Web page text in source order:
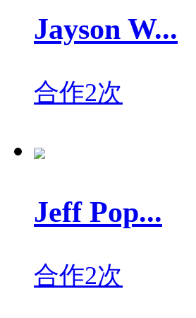
Jayson W...
合作2次
Jeff Pop...
合作2次